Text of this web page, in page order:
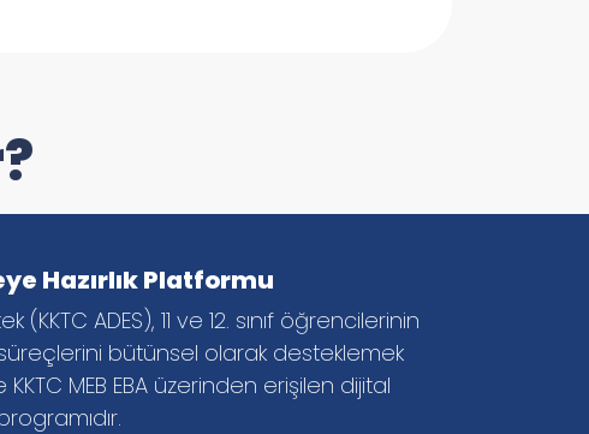
Hazırlık Platformu
(KKTC ADES), 11 ve 12. sınıf öğrencilerinin
süreçlerini bütünsel olarak desteklemek
MEB EBA üzerinden erişilen dijital